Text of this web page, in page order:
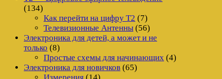
(134)
Как перейти на цифру Т2 (7)
Телевизионные Антенны (56)
Электроника для детей, а может и не
только (8)
Простые схемы для начинающих (4)
Электроника для новичков (65)